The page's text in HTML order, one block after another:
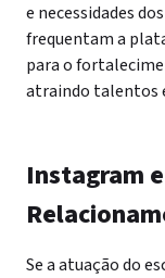
e necessidades
frequentam a
para o
atraindo talentos
Instagram
Se a atuação do